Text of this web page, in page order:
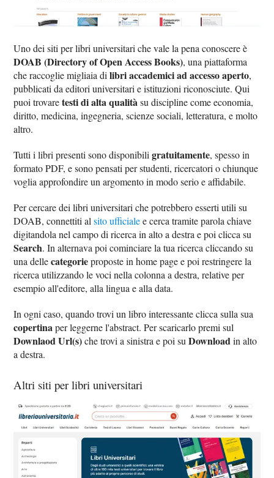
Uno dei siti per libri universitari che vale la pena conoscere è
DOAB (Directory of Open Access Books), una piattaforma
che raccoglie migliaia dilibri accademici ad accesso aperto,
pubblicati da editori universitari e istituzioni riconosciute. Qui
puoi trovaretesti di alta qualitàsu discipline come economia,
diritto, medicina, ingegneria, scienze sociali, letteratura, e molto
altro.
Tutti i libri presenti sono disponibiligratuitamente, spesso in
formato PDF, e sono pensati per studenti, ricercatori o chiunque
voglia approfondire un argomento in modo serio e affidabile.
Per cercare dei libri universitari che potrebbero esserti utili su
DOAB, connettiti alsito ufficialee cerca tramite parola chiave
digitandola nel campo di ricerca in alto a destra e poi clicca su
Search. In alternava poi cominciare la tua ricerca cliccando su
una dellecategorieproposte in home page e poi restringere la
ricerca utilizzando le voci nella colonna a destra, relative per
esempio all'editore, alla lingua e alla data.
In ogni caso, quando trovi un libro interessante clicca sulla sua
copertinaper leggerne l'abstract. Per scaricarlo premi sul
Downlaod Url(s)che trovi a sinistra e poi suDownloadin alto
a destra.
Altri siti per libri universitari